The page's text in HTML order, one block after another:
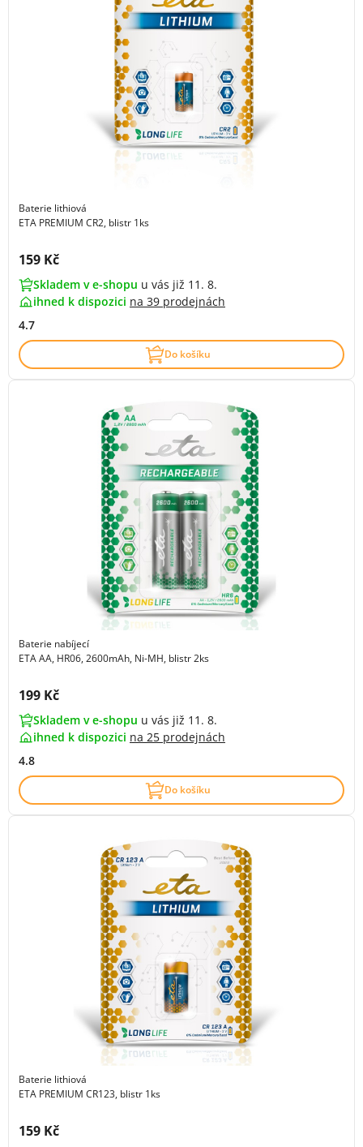
Baterie lithiová
ETA PREMIUM CR2, blistr 1ks
Cena s DPH:
159 Kč
Skladem v e-shopu u vás již 11. 8.
ihned k dispozici na 39 prodejnách
4.7
Do košíku
Baterie nabíjecí
ETA AA, HR06, 2600mAh, Ni-MH, blistr 2ks
Cena s DPH:
199 Kč
Skladem v e-shopu u vás již 11. 8.
ihned k dispozici na 25 prodejnách
4.8
Do košíku
Baterie lithiová
ETA PREMIUM CR123, blistr 1ks
Cena s DPH:
159 Kč